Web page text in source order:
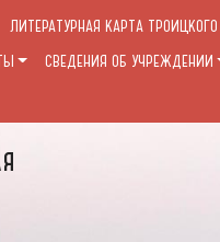
ЛИТЕРАТУРНАЯ КАРТА
СВЕДЕНИЯ ОБ УЧРЕЖДЕНИИ